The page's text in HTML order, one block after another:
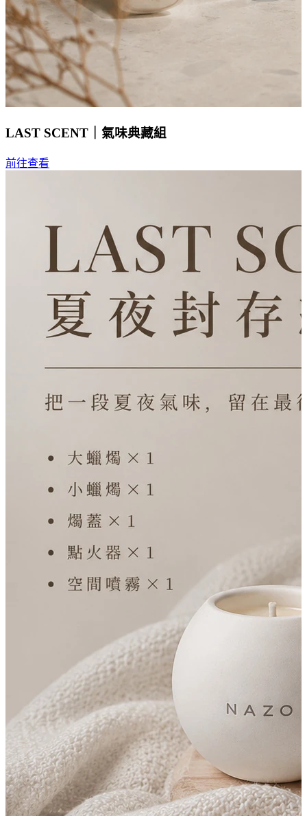
LAST SCENT｜氣味典藏組
前往查看